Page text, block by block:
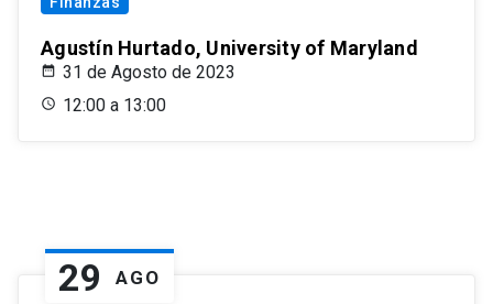
Agustín Hurtado, University of Maryland
31 de Agosto de 2023
12:00 a 13:00
29 AGO